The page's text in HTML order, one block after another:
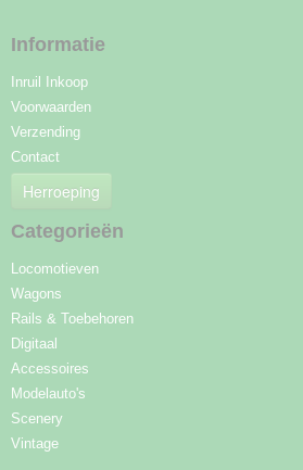
Informatie
Inruil Inkoop
Voorwaarden
Verzending
Contact
Herroeping
Categorieën
Locomotieven
Wagons
Rails & Toebehoren
Digitaal
Accessoires
Modelauto's
Scenery
Vintage